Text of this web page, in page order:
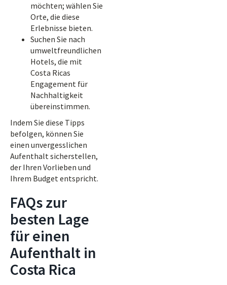
möchten; wählen Sie
Orte, die diese
Erlebnisse bieten.
Suchen Sie nach
umweltfreundlichen
Hotels, die mit
Costa Ricas
Engagement für
Nachhaltigkeit
übereinstimmen.
Indem Sie diese Tipps
befolgen, können Sie
einen unvergesslichen
Aufenthalt sicherstellen,
der Ihren Vorlieben und
Ihrem Budget entspricht.
FAQs zur
besten Lage
für einen
Aufenthalt in
Costa Rica